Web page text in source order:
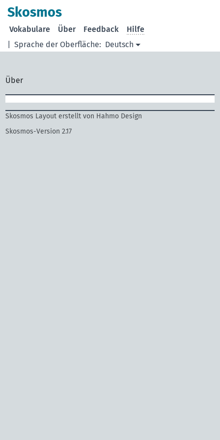
Skosmos
Sprache der Oberfläche: Deutsch
Vokabulare Über Feedback Hilfe
Über
Skosmos Layout erstellt von Hahmo Design
Skosmos-Version 2.17